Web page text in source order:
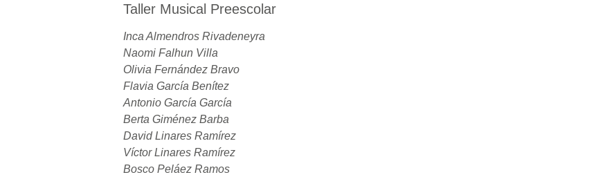
Taller Musical Preescolar
Inca Almendros Rivadeneyra
Naomi Falhun Villa
Olivia Fernández Bravo
Flavia García Benítez
Antonio García García
Berta Giménez Barba
David Linares Ramírez
Víctor Linares Ramírez
Bosco Peláez Ramos